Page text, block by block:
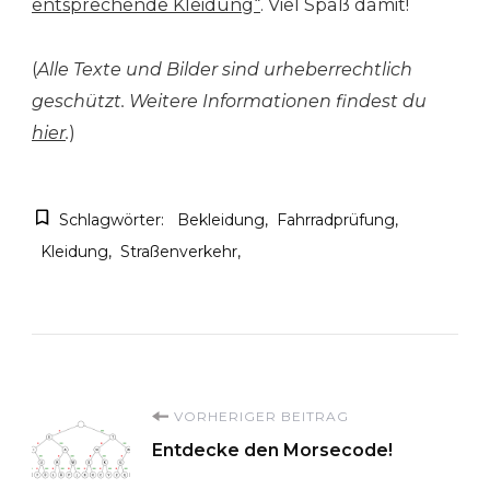
entsprechende Kleidung“. Viel Spaß damit!
(Alle Texte und Bilder sind urheberrechtlich
geschützt. Weitere Informationen findest du
hier.)
Schlagwörter: Bekleidung
Fahrradprüfung
Kleidung
Straßenverkehr
Beitragsnavigation
VORHERIGER BEITRAG
Entdecke den Morsecode!